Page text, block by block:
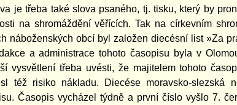
je třeba také slova psaného, tj. tisku, který by
na shromáždění věřících. Tak na církevním
náboženských obcí byl založen diecésní list »Za
a administrace tohoto časopisu byla v
vysvětlení třeba uvésti, že majitelem tohoto
též risiko nákladu. Diecése moravsko-slezská
Časopis vycházel týdně a první číslo vyšlo 7.